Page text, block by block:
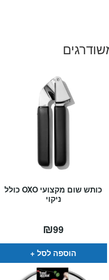
כותש שום מקצועי OXO כולל
ניקוי
₪99
הוספה לסל